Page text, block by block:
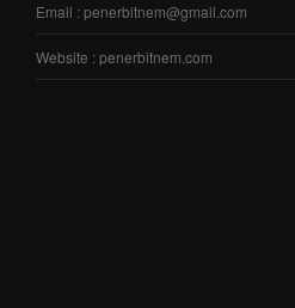
Email : penerbitnem@gmail.com
Website : penerbitnem.com